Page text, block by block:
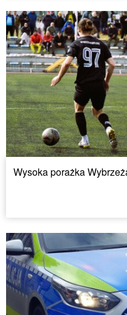
Wysoka porażka